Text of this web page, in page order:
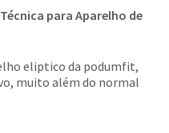
para Aparelho de
eliptico da podumfit,
muito além do normal